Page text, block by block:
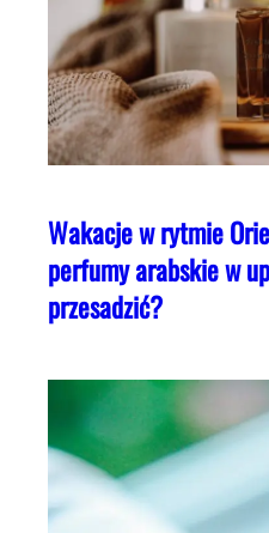
Wakacje w rytmie
perfumy arabskie w
przesadzić?